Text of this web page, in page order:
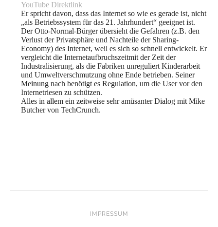
YouTube Direktlink
Er spricht davon, dass das Internet so wie es gerade ist, nicht
„als Betriebssystem für das 21. Jahrhundert“ geeignet ist.
Der Otto-Normal-Bürger übersieht die Gefahren (z.B. den
Verlust der Privatsphäre und Nachteile der Sharing-
Economy) des Internet, weil es sich so schnell entwickelt. Er
vergleicht die Internetaufbruchszeitmit der Zeit der
Industralisierung, als die Fabriken unreguliert Kinderarbeit
und Umweltverschmutzung ohne Ende betrieben. Seiner
Meinung nach benötigt es Regulation, um die User vor den
Internetriesen zu schützen.
Alles in allem ein zeitweise sehr amüsanter Dialog mit Mike
Butcher von TechCrunch.
IMPRESSUM